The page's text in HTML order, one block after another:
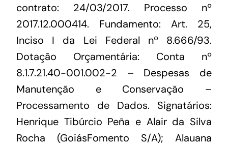
contrato: 24/03/2017. Processo nº
2017.12.000414. Fundamento: Art. 25,
Inciso I da Lei Federal nº 8.666/93.
Dotação Orçamentária: Conta nº
8.1.7.21.40-001.002-2 – Despesas de
Manutenção e Conservação –
Processamento de Dados. Signatários:
Henrique Tibúrcio Peña e Alair da Silva
Rocha (GoiásFomento S/A); Alauana